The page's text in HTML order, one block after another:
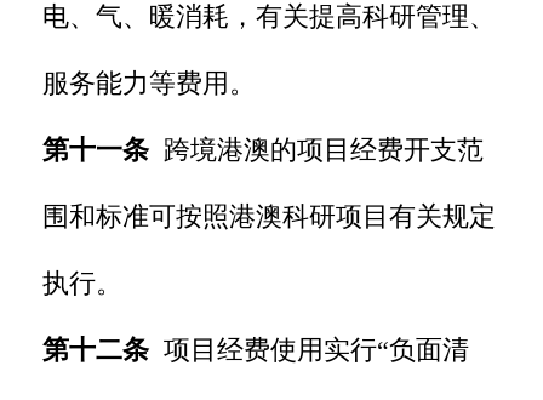
电、气、暖消耗，有关提高科研管理、
服务能力等费用。
第十一条 跨境港澳的项目经费开支范
围和标准可按照港澳科研项目有关规定
执行。
第十二条 项目经费使用实行“负面清